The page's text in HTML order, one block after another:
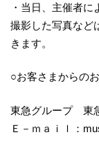
・当日、主催者に
撮影した写真など
きます。
○お客さまからの
東急グループ 東
Ｅ－ｍａｉｌ：